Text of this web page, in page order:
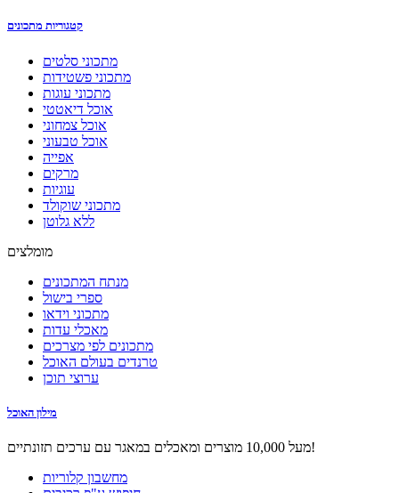
קטגוריות מתכונים
מתכוני סלטים
מתכוני פשטידות
מתכוני עוגות
אוכל דיאטטי
אוכל צמחוני
אוכל טבעוני
אפייה
מרקים
עוגיות
מתכוני שוקולד
ללא גלוטן
מומלצים
מנתח המתכונים
ספרי בישול
מתכוני וידאו
מאכלי עדות
מתכונים לפי מצרכים
טרנדים בעולם האוכל
ערוצי תוכן
מילון האוכל
מעל 10,000 מוצרים ומאכלים במאגר עם ערכים תזונתיים!
מחשבון קלוריות